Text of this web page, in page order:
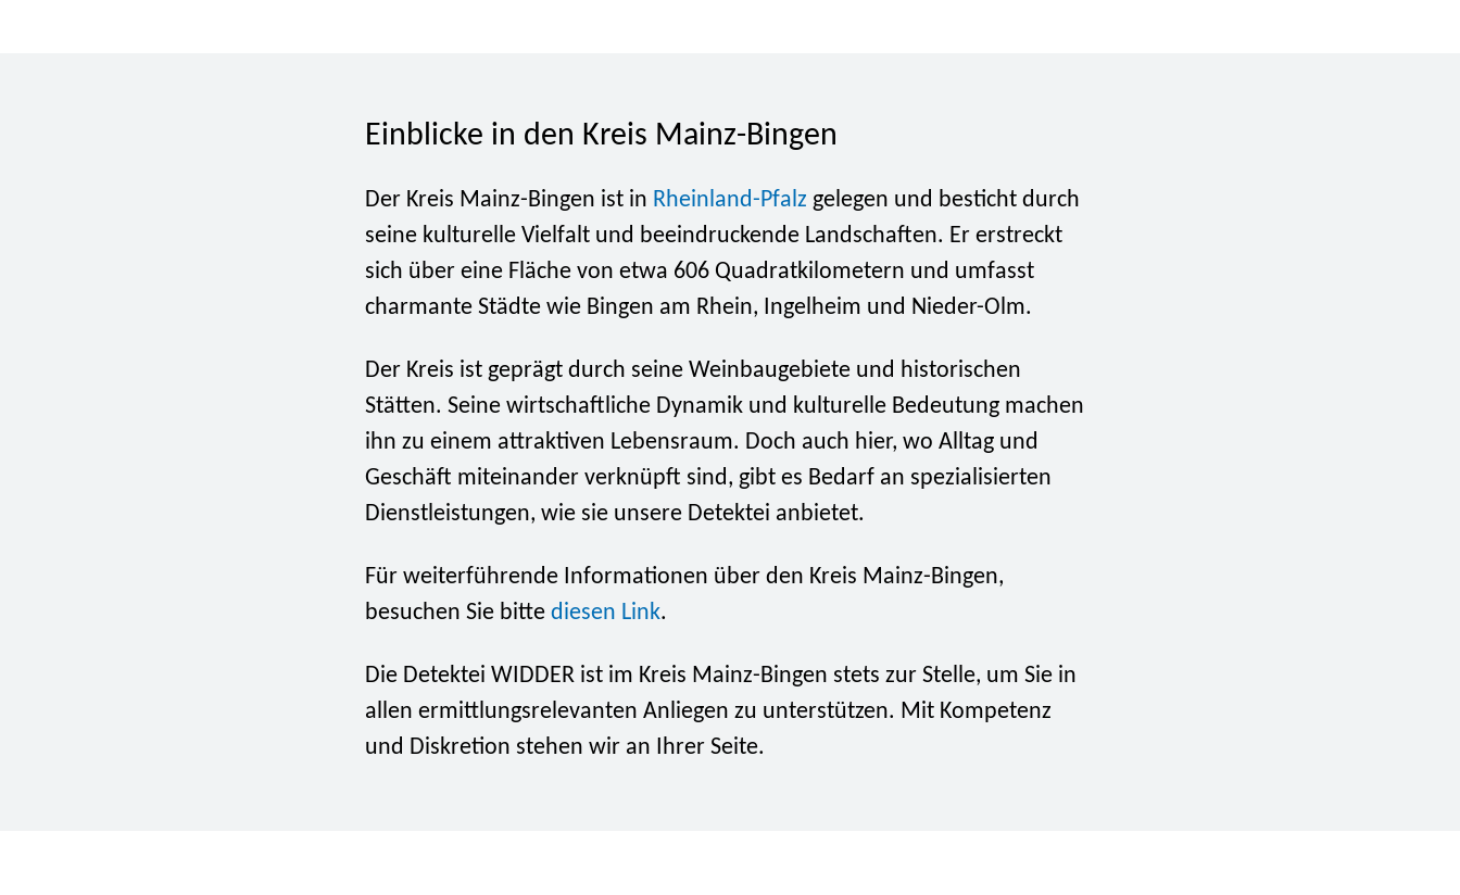
Einblicke in den Kreis Mainz-Bingen
Der Kreis Mainz-Bingen ist in Rheinland-Pfalz gelegen und besticht durch
seine kulturelle Vielfalt und beeindruckende Landschaften. Er erstreckt
sich über eine Fläche von etwa 606 Quadratkilometern und umfasst
charmante Städte wie Bingen am Rhein, Ingelheim und Nieder-Olm.
Der Kreis ist geprägt durch seine Weinbaugebiete und historischen
Stätten. Seine wirtschaftliche Dynamik und kulturelle Bedeutung machen
ihn zu einem attraktiven Lebensraum. Doch auch hier, wo Alltag und
Geschäft miteinander verknüpft sind, gibt es Bedarf an spezialisierten
Dienstleistungen, wie sie unsere Detektei anbietet.
Für weiterführende Informationen über den Kreis Mainz-Bingen,
besuchen Sie bitte diesen Link.
Die Detektei WIDDER ist im Kreis Mainz-Bingen stets zur Stelle, um Sie in
allen ermittlungsrelevanten Anliegen zu unterstützen. Mit Kompetenz
und Diskretion stehen wir an Ihrer Seite.